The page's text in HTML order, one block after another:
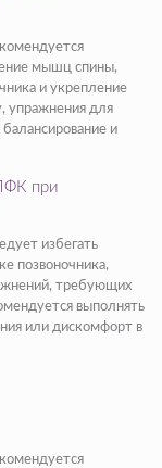
мышц спины,
и укрепление
упражнения для
и
при
избегать
позвоночника,
требующих
выполнять
или дискомфорт в